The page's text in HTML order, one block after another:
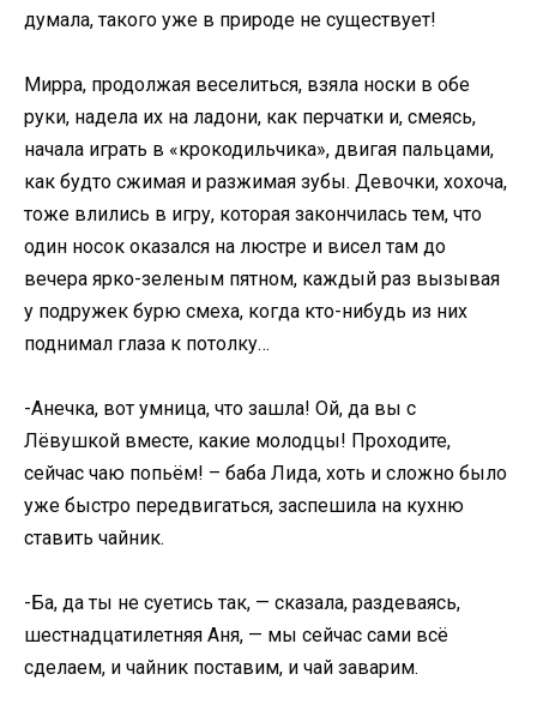
думала, такого уже в природе не существует!
Мирра, продолжая веселиться, взяла носки в обе
руки, надела их на ладони, как перчатки и, смеясь,
начала играть в «крокодильчика», двигая пальцами,
как будто сжимая и разжимая зубы. Девочки, хохоча,
тоже влились в игру, которая закончилась тем, что
один носок оказался на люстре и висел там до
вечера ярко-зеленым пятном, каждый раз вызывая
у подружек бурю смеха, когда кто-нибудь из них
поднимал глаза к потолку…
-Анечка, вот умница, что зашла! Ой, да вы с
Лёвушкой вместе, какие молодцы! Проходите,
сейчас чаю попьём! – баба Лида, хоть и сложно было
уже быстро передвигаться, заспешила на кухню
ставить чайник.
-Ба, да ты не суетись так, — сказала, раздеваясь,
шестнадцатилетняя Аня, — мы сейчас сами всё
сделаем, и чайник поставим, и чай заварим.